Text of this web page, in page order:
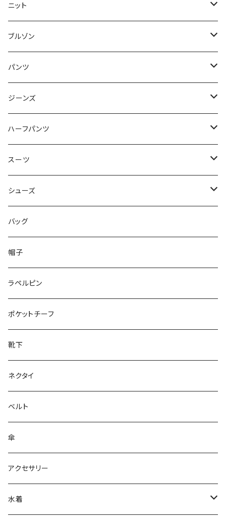
50/XL～
48/L
50/XL～
46/M
48/L
50/XL～
～44/S
46/M
48/L
50/XL～
ニット
～44/S
46/M
48/L
50/XL～
ブルゾン
～44/S
46/M
48/L
50/XL～
パンツ
～44/S
46/M
48/L
50/XL～
ジーンズ
～44/S
46/M
48/L
50/XL～
ハーフパンツ
～44/S
46/M
48/L
50/XL～
スーツ
～44/S
46/M
48/L
50/XL～
シューズ
～25.5cm
26cm～
27cm～
28cm～
バッグ
帽子
ラペルピン
ポケットチーフ
靴下
ネクタイ
ベルト
傘
アクセサリー
水着